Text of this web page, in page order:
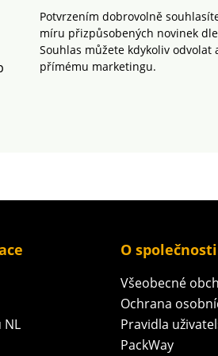
Potvrzením dobrovolně
míru přizpůsobených novinek dle
Souhlas můžete kdykoliv
přímému marketingu.
NL
O společnosti
Všeobecné
Ochrana
Pravidla
PackWay